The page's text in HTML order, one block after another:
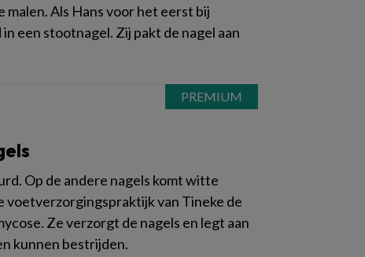
Als Hans voor het eerst bij
een stootnagel. Zij pakt de nagel aan
Op de andere nagels komt witte
voetverzorgingspraktijk van Tineke de
Ze verzorgt de nagels en legt aan
kunnen bestrijden.